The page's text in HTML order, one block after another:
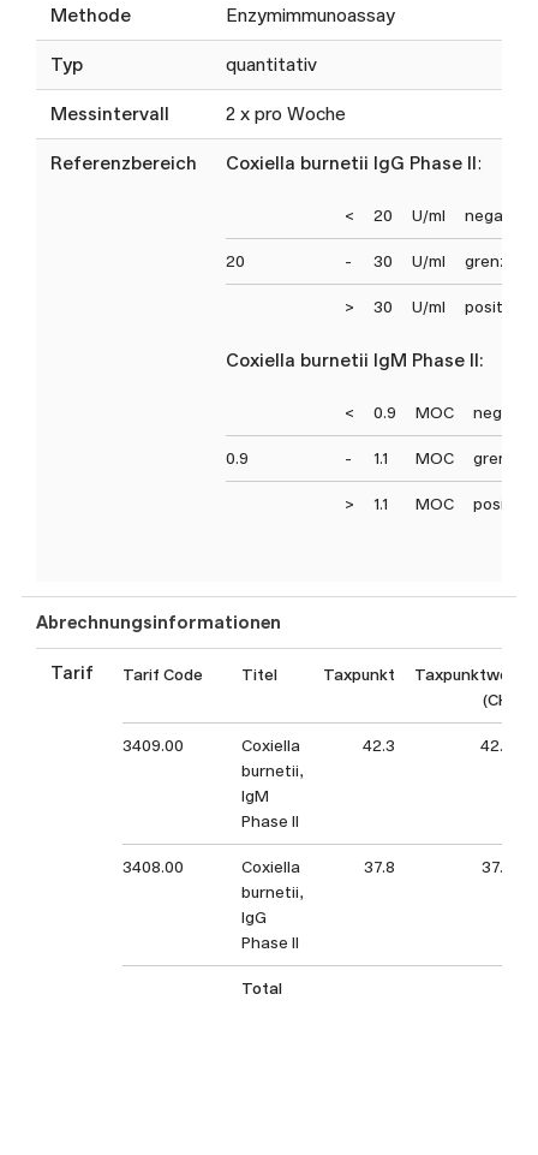
Methode Enzymimmunoassay
Typ quantitativ
Messintervall 2 x pro Woche
Referenzbereich Coxiella burnetii IgG Phase II:
< 20 U/ml negativ
20 - 30 U/ml
> 30 U/ml positiv
Coxiella burnetii IgM Phase II:
< 0.9 MOC negativ
0.9 - 1.1 MOC
> 1.1 MOC positiv
Abrechnungsinformationen
Tarif Tarif Code Titel Taxpunkt
Taxpunktwert
(CHF)
3409.00
Coxiella
burnetii,
IgM
Phase II
42.3 42.30
3408.00
Coxiella
burnetii,
IgG
Phase II
37.8 37.80
Total